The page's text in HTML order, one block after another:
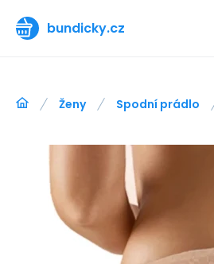
bundicky.cz
Ženy Spodní prádlo